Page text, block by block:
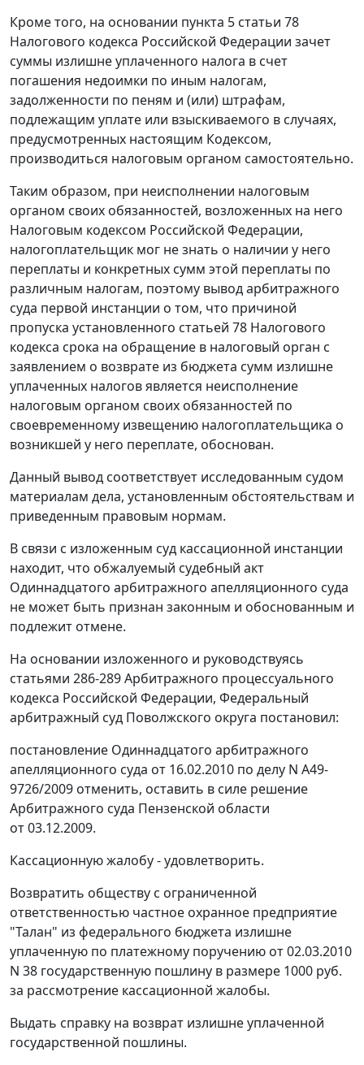
Кроме того, на основании пункта 5 статьи 78
Налогового кодекса Российской Федерации зачет
суммы излишне уплаченного налога в счет
погашения недоимки по иным налогам,
задолженности по пеням и (или) штрафам,
подлежащим уплате или взыскиваемого в случаях,
предусмотренных настоящим Кодексом,
производиться налоговым органом самостоятельно.
Таким образом, при неисполнении налоговым
органом своих обязанностей, возложенных на него
Налоговым кодексом Российской Федерации,
налогоплательщик мог не знать о наличии у него
переплаты и конкретных сумм этой переплаты по
различным налогам, поэтому вывод арбитражного
суда первой инстанции о том, что причиной
пропуска установленного статьей 78 Налогового
кодекса срока на обращение в налоговый орган с
заявлением о возврате из бюджета сумм излишне
уплаченных налогов является неисполнение
налоговым органом своих обязанностей по
своевременному извещению налогоплательщика о
возникшей у него переплате, обоснован.
Данный вывод соответствует исследованным судом
материалам дела, установленным обстоятельствам и
приведенным правовым нормам.
В связи с изложенным суд кассационной инстанции
находит, что обжалуемый судебный акт
Одиннадцатого арбитражного апелляционного суда
не может быть признан законным и обоснованным и
подлежит отмене.
На основании изложенного и руководствуясь
статьями 286-289Арбитражного процессуального
кодекса Российской Федерации, Федеральный
арбитражный суд Поволжского округа постановил:
постановление Одиннадцатого арбитражного
апелляционного суда от 16.02.2010 по делу N А49-
9726/2009 отменить, оставить в силе решение
Арбитражного суда Пензенской области
от 03.12.2009.
Кассационную жалобу - удовлетворить.
Возвратить обществу с ограниченной
ответственностью частное охранное предприятие
"Талан" из федерального бюджета излишне
уплаченную по платежному поручению от 02.03.2010
N 38 государственную пошлину в размере 1000 руб.
за рассмотрение кассационной жалобы.
Выдать справку на возврат излишне уплаченной
государственной пошлины.